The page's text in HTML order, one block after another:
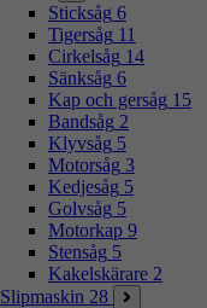
Sticksåg 6
Tigersåg 11
Cirkelsåg 14
Sänksåg 6
Kap och gersåg 15
Bandsåg 2
Klyvsåg 5
Motorsåg 3
Kedjesåg 5
Golvsåg 5
Motorkap 9
Stensåg 5
Kakelskärare 2
Slipmaskin 28